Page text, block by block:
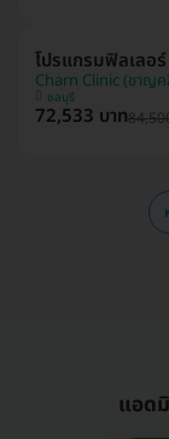
โปรแกรมฟิลเลอ
Charn Clinic (ชาญ
ชลบุรี
72,533 บาท
แอด